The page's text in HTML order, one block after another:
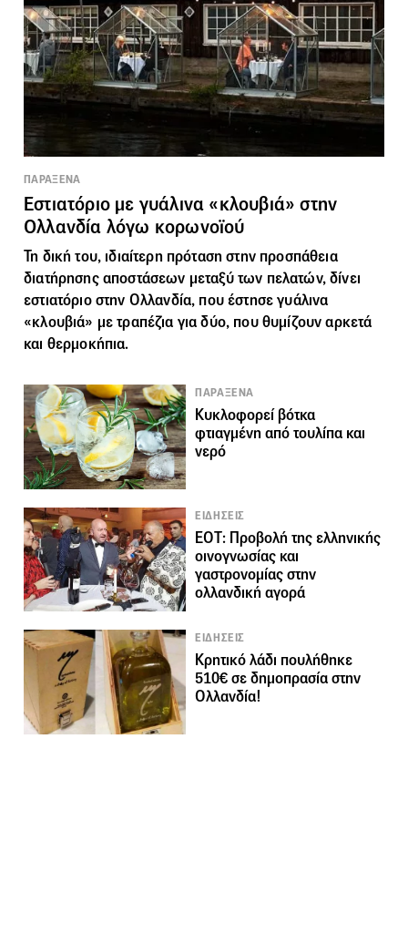
ΠΑΡΑΞΕΝΑ
Εστιατόριο με γυάλινα «κλουβιά» στην
Ολλανδία λόγω κορωνοϊού
Τη δική του, ιδιαίτερη πρόταση στην προσπάθεια
διατήρησης αποστάσεων μεταξύ των πελατών, δίνει
εστιατόριο στην Ολλανδία, που έστησε γυάλινα
«κλουβιά» με τραπέζια για δύο, που θυμίζουν αρκετά
και θερμοκήπια.
ΠΑΡΑΞΕΝΑ
Κυκλοφορεί βότκα
φτιαγμένη από τουλίπα και
νερό
ΕΙΔΗΣΕΙΣ
ΕΟΤ: Προβολή της ελληνικής
οινογνωσίας και
γαστρονομίας στην
ολλανδική αγορά
ΕΙΔΗΣΕΙΣ
Κρητικό λάδι πουλήθηκε
510€ σε δημοπρασία στην
Ολλανδία!